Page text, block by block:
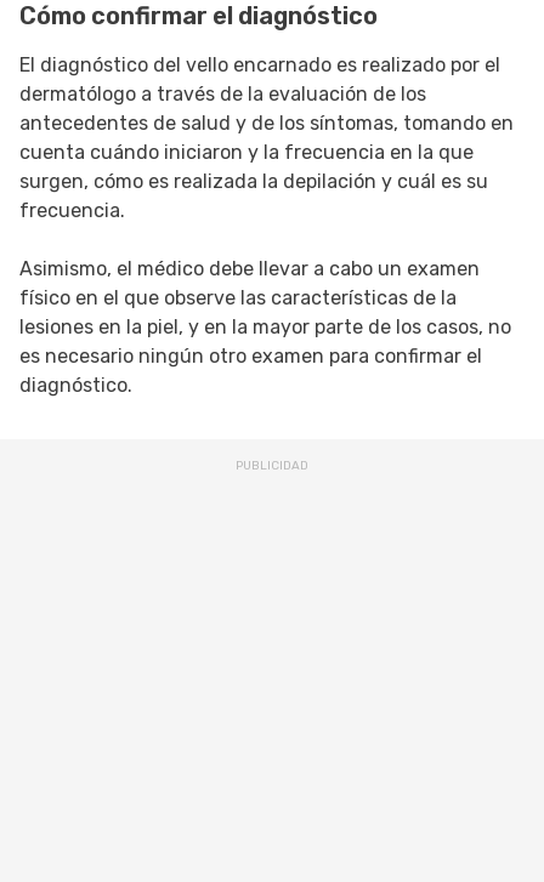
Cómo confirmar el diagnóstico
El diagnóstico del vello encarnado es realizado por el
dermatólogo a través de la evaluación de los
antecedentes de salud y de los síntomas, tomando en
cuenta cuándo iniciaron y la frecuencia en la que
surgen, cómo es realizada la depilación y cuál es su
frecuencia.
Asimismo, el médico debe llevar a cabo un examen
físico en el que observe las características de la
lesiones en la piel, y en la mayor parte de los casos, no
es necesario ningún otro examen para confirmar el
diagnóstico.